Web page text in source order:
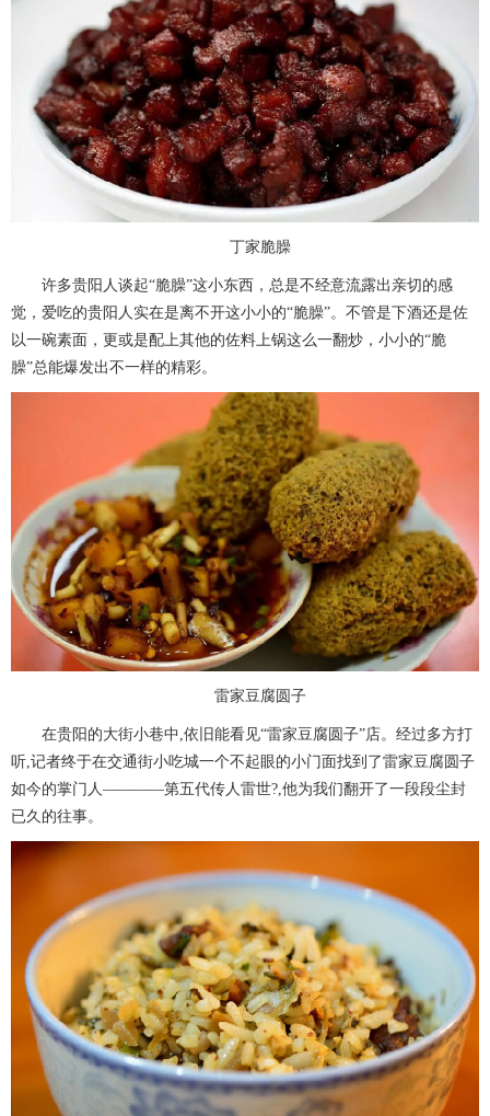
丁家脆臊
许多贵阳人谈起“脆臊”这小东西，总是不经意流露出亲切的感
觉，爱吃的贵阳人实在是离不开这小小的“脆臊”。不管是下酒还是佐
以一碗素面，更或是配上其他的佐料上锅这么一翻炒，小小的“脆
臊”总能爆发出不一样的精彩。
雷家豆腐圆子
在贵阳的大街小巷中,依旧能看见“雷家豆腐圆子”店。经过多方打
听,记者终于在交通街小吃城一个不起眼的小门面找到了雷家豆腐圆子
如今的掌门人————第五代传人雷世?,他为我们翻开了一段段尘封
已久的往事。